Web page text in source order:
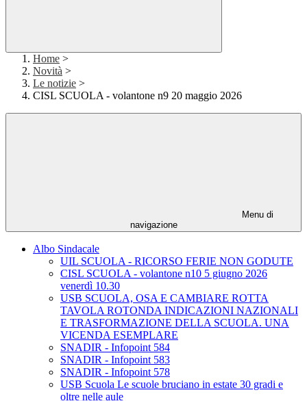
Home >
Novità >
Le notizie >
CISL SCUOLA - volantone n9 20 maggio 2026
Menu di
navigazione
Albo Sindacale
UIL SCUOLA - RICORSO FERIE NON GODUTE
CISL SCUOLA - volantone n10 5 giugno 2026
venerdì 10.30
USB SCUOLA, OSA E CAMBIARE ROTTA
TAVOLA ROTONDA INDICAZIONI NAZIONALI
E TRASFORMAZIONE DELLA SCUOLA. UNA
VICENDA ESEMPLARE
SNADIR - Infopoint 584
SNADIR - Infopoint 583
SNADIR - Infopoint 578
USB Scuola Le scuole bruciano in estate 30 gradi e
oltre nelle aule